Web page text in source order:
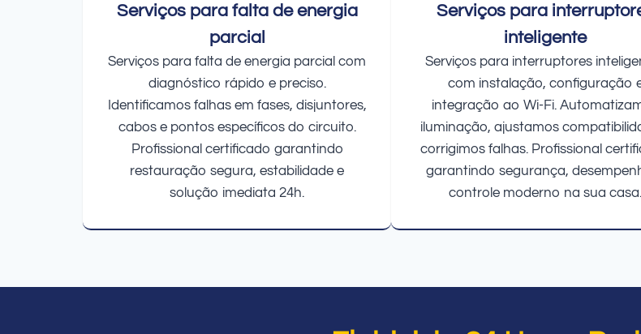
Serviços para falta de energia
parcial
Serviços para falta de energia parcial com
diagnóstico rápido e preciso.
Identificamos falhas em fases, disjuntores,
cabos e pontos específicos do circuito.
Profissional certificado garantindo
restauração segura, estabilidade e
solução imediata 24h.
Serviços para
inteligente
Serviços para interruptores
com instalação, configuração
integração ao Wi-Fi.
iluminação, ajustamos
corrigimos falhas. Profissional
garantindo segurança,
controle moderno na sua casa.